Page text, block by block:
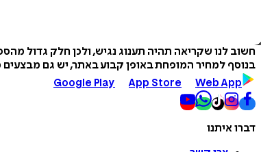
חשוב לנו שקריאה תהיה תענוג נגיש, ולכן חלק גדול
בנוסף למחיר המופחת באופן קבוע באתר, יש גם מבצעים
Google Play
App Store Web App
דברו איתנו